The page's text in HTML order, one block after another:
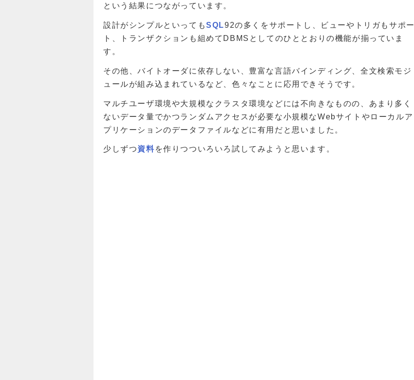
という結果につながっています。
設計がシンプルといってもSQL92の多くをサポートし、ビューやトリガもサポー
ト、トランザクションも組めてDBMSとしてのひととおりの機能が揃っていま
す。
その他、バイトオーダに依存しない、豊富な言語バインディング、全文検索モジ
ュールが組み込まれているなど、色々なことに応用できそうです。
マルチユーザ環境や大規模なクラスタ環境などには不向きなものの、あまり多く
ないデータ量でかつランダムアクセスが必要な小規模なWebサイトやローカルア
プリケーションのデータファイルなどに有用だと思いました。
少しずつ資料を作りつついろいろ試してみようと思います。